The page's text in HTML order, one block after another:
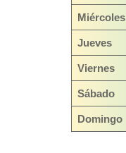
Miércoles
Jueves
Viernes
Sábado
Domingo